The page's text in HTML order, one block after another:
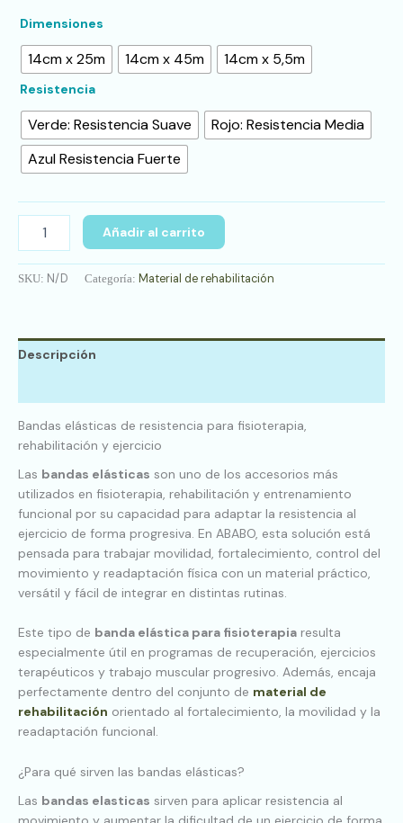
Dimensiones
14cm x 25m 14cm x 45m 14cm x 5,5m
Resistencia
Verde: Resistencia Suave
Rojo: Resistencia Media
Azul Resistencia Fuerte
Añadir al carrito
SKU: N/D Categoría: Material de rehabilitación
Descripción
Bandas elásticas de resistencia para fisioterapia,
rehabilitación y ejercicio
Las bandas elásticas son uno de los accesorios más
utilizados en fisioterapia, rehabilitación y entrenamiento
funcional por su capacidad para adaptar la resistencia al
ejercicio de forma progresiva. En ABABO, esta solución está
pensada para trabajar movilidad, fortalecimiento, control del
movimiento y readaptación física con un material práctico,
versátil y fácil de integrar en distintas rutinas.
Este tipo de banda elástica para fisioterapia resulta
especialmente útil en programas de recuperación, ejercicios
terapéuticos y trabajo muscular progresivo. Además, encaja
perfectamente dentro del conjunto de material de
rehabilitación orientado al fortalecimiento, la movilidad y la
readaptación funcional.
¿Para qué sirven las bandas elásticas?
Las bandas elasticas sirven para aplicar resistencia al